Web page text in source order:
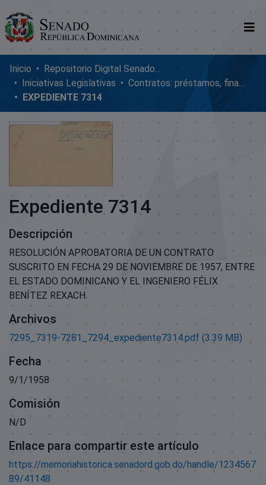
Comunidades
Glosario
Nosotros
Inicio
Repositorio Digital SenadoRD
Iniciativas Legislativas
Contratos: préstamos, financiamientos, ejecución y adendum
EXPEDIENTE 7314
Expediente 7314
Descripción
RESOLUCIÓN APROBATORIA DE UN CONTRATO
SUSCRITO EN FECHA 29 DE NOVIEMBRE DE 1957, ENTRE
EL ESTADO DOMINICANO Y EL INGENIERO FÉLIX
BENÍTEZ REXACH.
Archivos
7295_7319-7281_7294_expediente7314.pdf (3.39 MB)
Fecha
9/1/1958
Comisión
N/D
Enlace para compartir este artículo
https://memoriahistorica.senadord.gob.do/handle/1234567
89/41148